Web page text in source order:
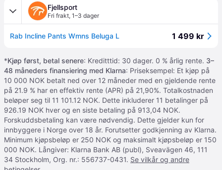
Fjellsport
Fri frakt, 1–3 dager
Rab Incline Pants Wmns Beluga L 1 499 kr
*Kjøp først, betal senere: Kreditttid: 30 dager. 0 % årlig rente. 3–
48 måneders finansiering med Klarna: Priseksempel: Et kjøp på
10 000 NOK betalt ned over 12 måneder med en gjeldende rente
på 21.9 % har en effektiv rente (APR) på 21,90%. Totalkostnaden
beløper seg til 11 101.12 NOK. Dette inkluderer 11 betalinger på
926.19 NOK hver og en siste betaling på 913,04 NOK.
Forskuddsbetaling kan være nødvendig. Dette gjelder kun for
innbyggere i Norge over 18 år. Forutsetter godkjenning av Klarna.
Minimum kjøpsbeløp er 250 NOK og maksimalt kjøpsbeløp er 150
000 NOK. Långiver: Klarna Bank AB (publ), Sveavägen 46, 111
34 Stockholm, Org. nr.: 556737-0431. Se vilkår og andre